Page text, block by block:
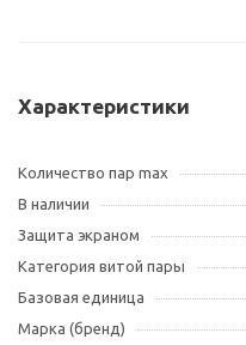
Характеристики
Количество пар max
В наличии
Защита экраном
Категория витой пары
Базовая единица
Марка (бренд)